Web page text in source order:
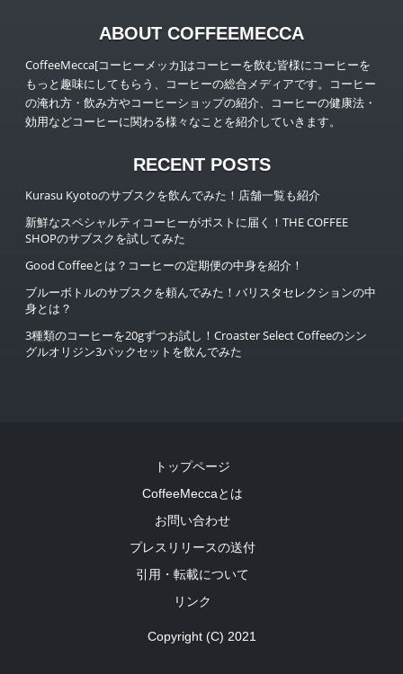
ABOUT COFFEEMECCA
CoffeeMecca[コーヒーメッカ]はコーヒーを飲む皆様にコーヒーを
もっと趣味にしてもらう、コーヒーの総合メディアです。コーヒー
の淹れ方・飲み方やコーヒーショップの紹介、コーヒーの健康法・
効用などコーヒーに関わる様々なことを紹介していきます。
RECENT POSTS
Kurasu Kyotoのサブスクを飲んでみた！店舗一覧も紹介
新鮮なスペシャルティコーヒーがポストに届く！THE COFFEE
SHOPのサブスクを試してみた
Good Coffeeとは？コーヒーの定期便の中身を紹介！
ブルーボトルのサブスクを頼んでみた！バリスタセレクションの中
身とは？
3種類のコーヒーを20gずつお試し！Croaster Select Coffeeのシン
グルオリジン3パックセットを飲んでみた
トップページ
CoffeeMeccaとは
お問い合わせ
プレスリリースの送付
引用・転載について
リンク
Copyright (C) 2021